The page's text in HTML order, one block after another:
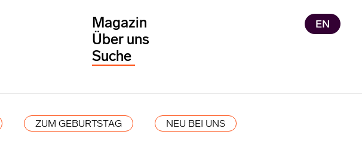
Magazin
Über uns
EN
ZUM GEBURTSTAG NEU BEI UNS